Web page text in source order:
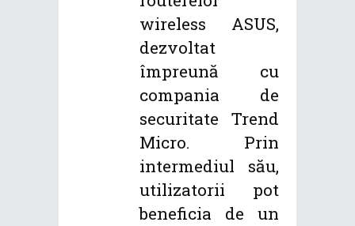
wireless ASUS,
dezvoltat
împreună cu
compania de
securitate Trend
Micro. Prin
intermediul său,
utilizatorii pot
beneficia de un